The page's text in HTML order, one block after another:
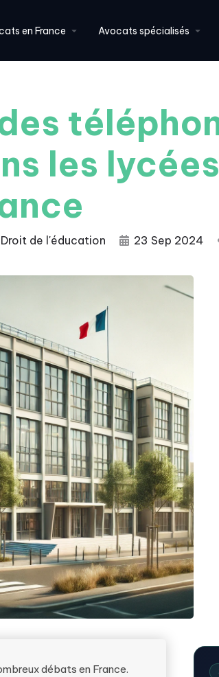
en France Avocats spécialisés
les
Droit de l'éducation 23 Sep 2024
débats en France.